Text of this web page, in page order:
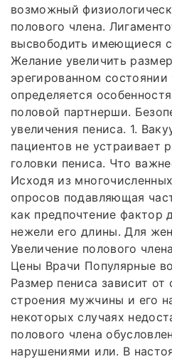
возможный
полового члена.
высвободить имеющиеся
Желание увеличить
эрегированном состоянии
определяется
половой партнерши.
увеличения пениса. 1.
пациентов не устраивает
головки пениса. Что
Исходя из
опросов подавляющая
как предпочтение фактор
нежели его длины. Для
Увеличение полового
Цены Врачи Популярные
Размер пениса зависит от
строения мужчины и его
некоторых случаях
полового члена
нарушениями или. В